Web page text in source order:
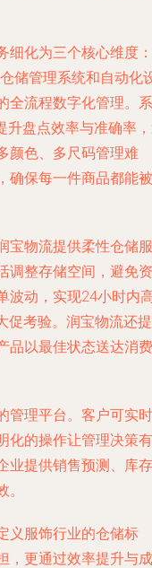
细化为三个核心维度：
储管理系统和自动化
全流程数字化管理。系
升盘点效率与准确率
颜色、多尺码管理难
确保每一件商品都能被
宝物流提供柔性仓储服
调整存储空间，避免资
波动，实现24小时内
促考验。润宝物流还提
品以最佳状态送达消费
管理平台。客户可实时
化的操作让管理决策有
业提供销售预测、库存
义服饰行业的仓储标
，更通过效率提升与成